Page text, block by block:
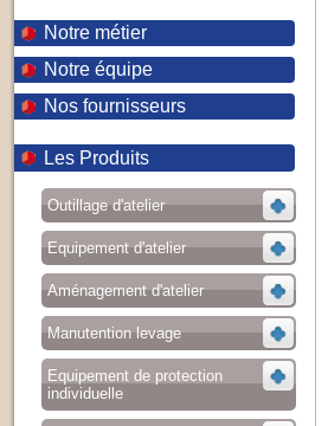
Notre métier
Notre équipe
Nos fournisseurs
Les Produits
Outillage d'atelier
Equipement d'atelier
Aménagement d'atelier
Manutention levage
Equipement de protection
individuelle